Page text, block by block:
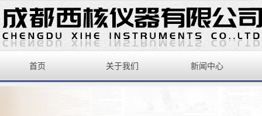
首页 关于我们 新闻中心